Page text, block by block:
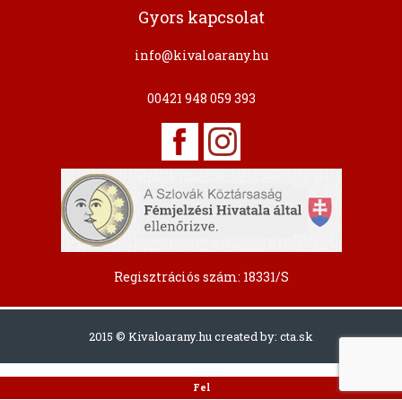
Gyors kapcsolat
info@kivaloarany.hu
00421 948 059 393
Regisztrációs szám: 18331/S
2015 © Kivaloarany.hu created by: cta.sk
Fel